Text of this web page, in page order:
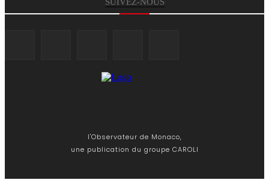
l'Observateur de Monaco,
une publication du groupe CAROLI